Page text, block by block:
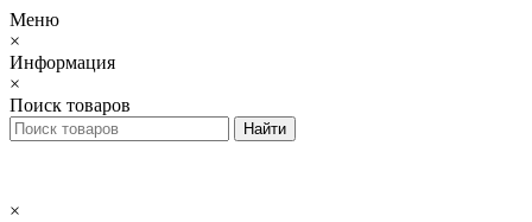
Меню
×
Информация
×
Поиск товаров
×